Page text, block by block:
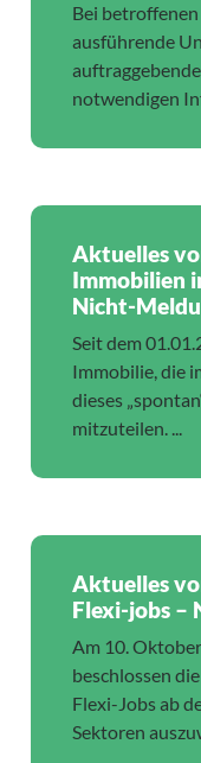
Bei
ausführende
notwendigen
Aktuelles
Immobilien
Nicht-
Seit dem
Immobilie, die
dieses
mitzuteilen. ...
Aktuelles
Flexi-jobs –
Am 10.
beschlossen
Flexi-Jobs ab
Sektoren